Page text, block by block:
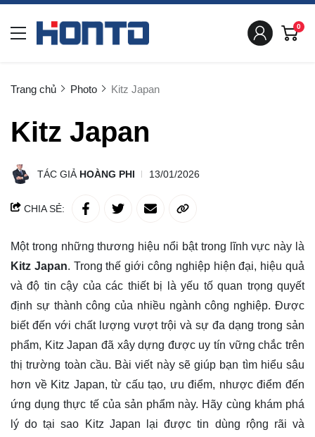
0
Trang chủ Photo Kitz Japan
Kitz Japan
TÁC GIẢ HOÀNG PHI 13/01/2026
CHIA SẺ:
Một trong những thương hiệu nổi bật trong lĩnh vực này là
Kitz Japan. Trong thế giới công nghiệp hiện đại, hiệu quả
và độ tin cậy của các thiết bị là yếu tố quan trọng quyết
định sự thành công của nhiều ngành công nghiệp. Được
biết đến với chất lượng vượt trội và sự đa dạng trong sản
phẩm, Kitz Japan đã xây dựng được uy tín vững chắc trên
thị trường toàn cầu. Bài viết này sẽ giúp bạn tìm hiểu sâu
hơn về Kitz Japan, từ cấu tạo, ưu điểm, nhược điểm đến
ứng dụng thực tế của sản phẩm này. Hãy cùng khám phá
lý do tại sao Kitz Japan lại được tin dùng rộng rãi và